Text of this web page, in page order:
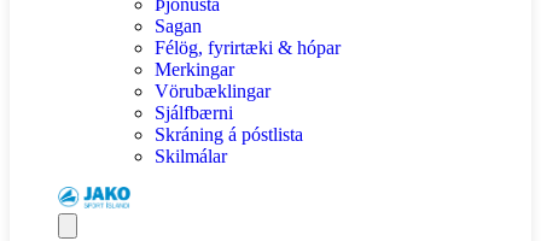
Sagan
Félög, fyrirtæki & hópar
Merkingar
Vörubæklingar
Sjálfbærni
Skráning á póstlista
Skilmálar